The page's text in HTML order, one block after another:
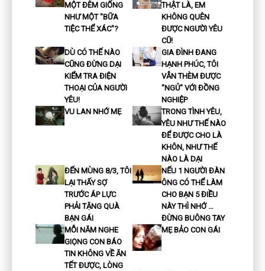
MỘT ĐÊM GIỐNG
NHƯ MỘT "BỮA
TIỆC THỂ XÁC"?
THẬT LÀ, EM
KHÔNG QUÊN
ĐƯỢC NGƯỜI YÊU
CŨ!
DÙ CÓ THẾ NÀO
CŨNG ĐỪNG DẠI
KIỂM TRA ĐIỆN
THOẠI CỦA NGƯỜI
YÊU!
GIA ĐÌNH ĐANG
HẠNH PHÚC, TÔI
VẪN THÈM ĐƯỢC
"NGỦ" VỚI ĐỒNG
NGHIỆP
VU LAN NHỚ MẸ
TRONG TÌNH YÊU,
YÊU NHƯ THẾ NÀO
ĐỂ ĐƯỢC CHO LÀ
KHÔN, NHƯ THẾ
NÀO LÀ DẠI
ĐẾN MÙNG 8/3, TÔI
LẠI THẤY SỢ
TRƯỚC ÁP LỰC
PHẢI TẶNG QUÀ
BẠN GÁI
NẾU 1 NGƯỜI ĐÀN
ÔNG CÓ THỂ LÀM
CHO BẠN 5 ĐIỀU
NÀY THÌ NHỚ …
ĐỪNG BUÔNG TAY
MỖI NĂM NGHE
GIỌNG CON BÁO
TIN KHÔNG VỀ ĂN
TẾT ĐƯỢC, LÒNG
MẸ BẢO CON GÁI